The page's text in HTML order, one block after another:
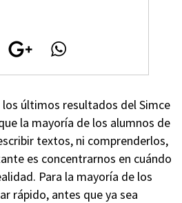
los últimos resultados del Simce
la mayoría de los alumnos de
textos, ni comprenderlos,
es concentrarnos en cuándo
Para la mayoría de los
rápido, antes que ya sea